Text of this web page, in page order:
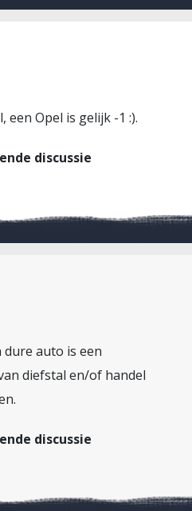
een Opel is gelijk -1 :).
discussie
dure auto is een
diefstal en/of handel
discussie